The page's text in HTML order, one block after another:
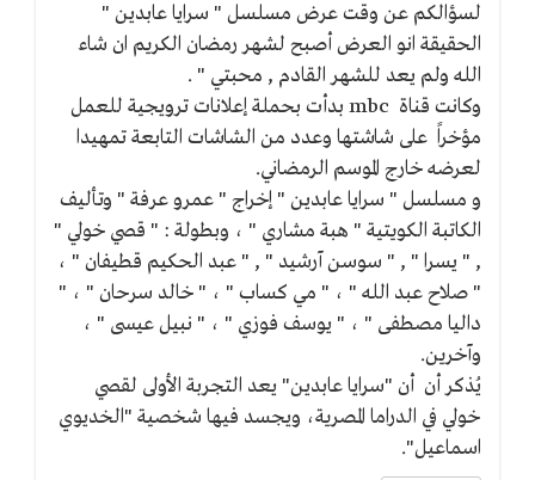
لسؤالكم عن وقت عرض مسلسل " سرايا عابدين "
الحقيقة انو العرض أصبح لشهر رمضان الكريم ان شاء
الله ولم يعد للشهر القادم , محبتي " .
وكانت قناة mbc بدأت بحملة إعلانات ترويجية للعمل
مؤخراً على شاشتها وعدد من الشاشات التابعة تمهيدا
لعرضه خارج الموسم الرمضاني.
و مسلسل " سرايا عابدين " إخراج " عمرو عرفة " وتأليف
الكاتبة الكويتية " هبة مشاري " ، وبطولة : " قصي خولي "
, " يسرا " , " سوسن آرشيد " , " عبد الحكيم قطيفان " ،
" صلاح عبد الله " ، " مي كساب " ، " خالد سرحان " ، "
داليا مصطفى " ، " يوسف فوزي " ، " نبيل عيسى " ،
وآخرين.
يُذكر أن أن "سرايا عابدين" يعد التجربة الأولى لقصي
خولي في الدراما المصرية، ويجسد فيها شخصية "الخديوي
اسماعيل".